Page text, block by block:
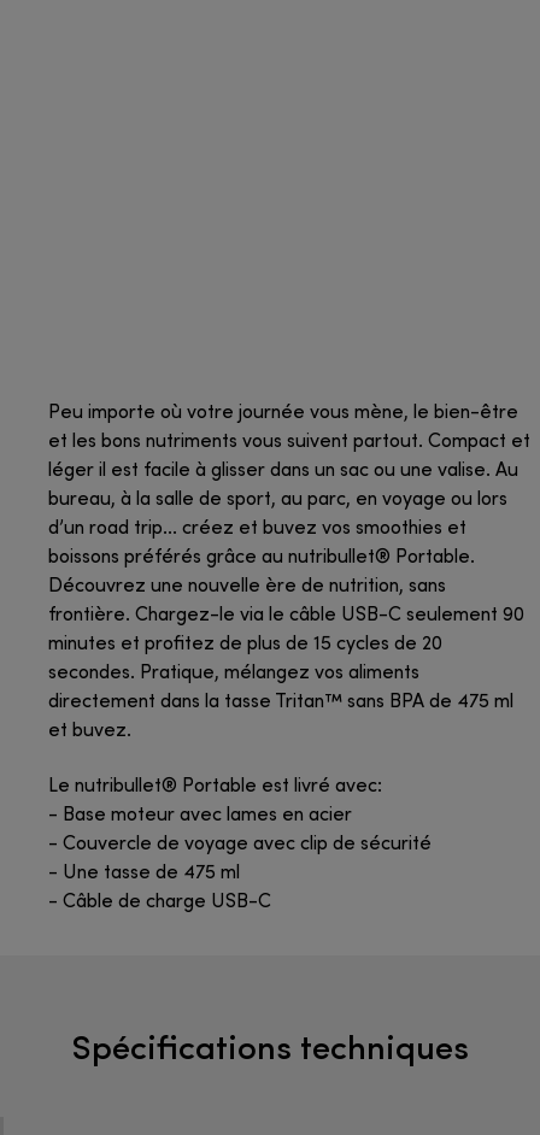
Peu importe où votre journée vous mène, le bien-être
et les bons nutriments vous suivent partout. Compact et
léger il est facile à glisser dans un sac ou une valise. Au
bureau, à la salle de sport, au parc, en voyage ou lors
d’un road trip... créez et buvez vos smoothies et
boissons préférés grâce au nutribullet® Portable.
Découvrez une nouvelle ère de nutrition, sans
frontière. Chargez-le via le câble USB-C seulement 90
minutes et profitez de plus de 15 cycles de 20
secondes. Pratique, mélangez vos aliments
directement dans la tasse Tritan™ sans BPA de 475 ml
et buvez.
Le nutribullet® Portable est livré avec:
- Base moteur avec lames en acier
- Couvercle de voyage avec clip de sécurité
- Une tasse de 475 ml
- Câble de charge USB-C
Spécifications techniques